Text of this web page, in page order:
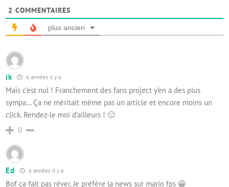
2 COMMENTAIRES
plus ancien
ik 6 années il y a
Mais c’est nul ! Franchement des fans project y’en a des plus
sympa… Ça ne méritait même pas un article et encore moins un
click. Rendez-le moi d’ailleurs ! 🙁
0
Ed 6 années il y a
Bof ça fait pas rêver. Je préfère la news sur mario fps 😀